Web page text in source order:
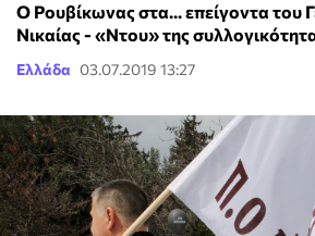
Ο Ρουβίκωνας στα... επείγοντα του
Νικαίας - «Ντου» της
Ελλάδα 03.07.2019 13:27